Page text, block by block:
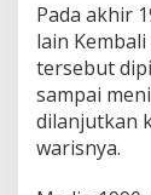
Pada akhir
lain
tersebut
sampai
dilanjutkan
warisnya.